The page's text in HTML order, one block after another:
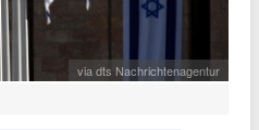
via dts Nachrichtenagentur